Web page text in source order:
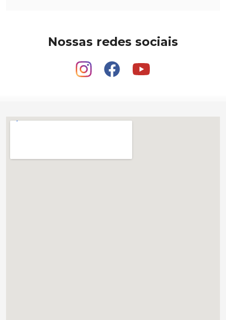
Nossas redes sociais